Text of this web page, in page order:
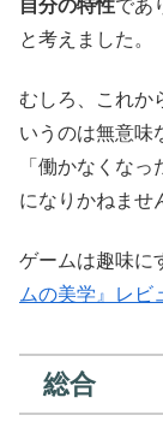
自分の特性であ
と考えました。
むしろ、これか
いうのは無意味
「働かなくな
になりかねませ
ゲームは趣味に
ムの美学』レビ
総合